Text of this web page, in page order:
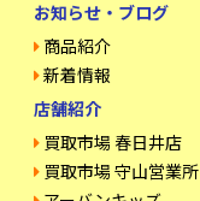
お知らせ・ブログ
商品紹介
新着情報
店舗紹介
買取市場 春日井店
買取市場 守山営業所